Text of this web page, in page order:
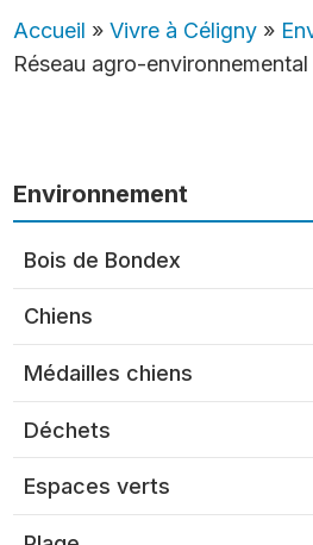
Accueil »Vivre à Céligny »
Réseau agro-environnemental
Environnement
Bois de Bondex
Chiens
Médailles chiens
Déchets
Espaces verts